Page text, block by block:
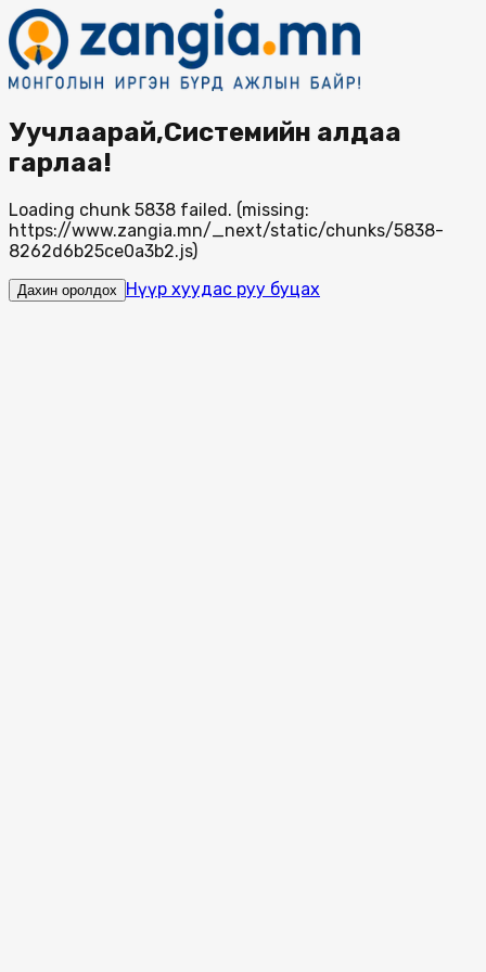
Уучлаарай,Системийн алдаа
гарлаа!
Loading chunk 5838 failed. (missing:
https://www.zangia.mn/_next/static/chunks/5838-
8262d6b25ce0a3b2.js)
Дахин оролдох Нүүр хуудас руу буцах